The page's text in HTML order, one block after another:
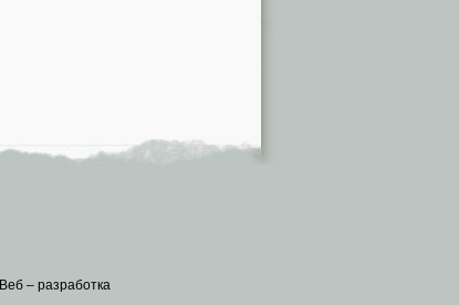
Веб – разработка